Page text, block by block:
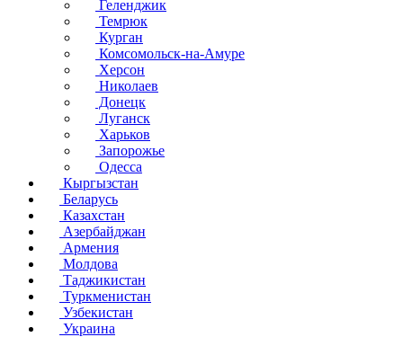
Геленджик
Темрюк
Курган
Комсомольск-на-Амуре
Херсон
Николаев
Донецк
Луганск
Харьков
Запорожье
Одесса
Кыргызстан
Беларусь
Казахстан
Азербайджан
Армения
Молдова
Таджикистан
Туркменистан
Узбекистан
Украина